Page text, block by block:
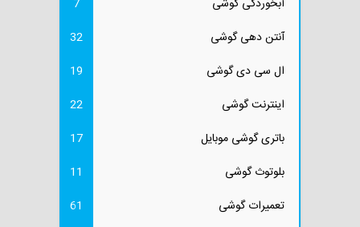
آنتن دهی گوشی
32
ال سی دی گوشی
19
اینترنت گوشی
22
باتری گوشی موبایل
17
بلوتوث گوشی
11
تعمیرات گوشی
61